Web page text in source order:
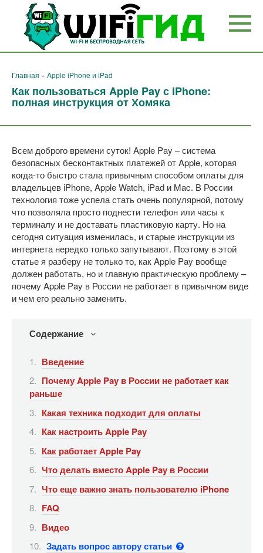
Перейти
контенту
Главная » Apple iPhone и iPad
Как пользоваться Apple Pay с iPhone:
полная инструкция от Хомяка
Всем доброго времени суток! Apple Pay – система
безопасных бесконтактных платежей от Apple, которая
когда-то быстро стала привычным способом оплаты для
владельцев iPhone, Apple Watch, iPad и Mac. В России
технология тоже успела стать очень популярной, потому
что позволяла просто поднести телефон или часы к
терминалу и не доставать пластиковую карту. Но на
сегодня ситуация изменилась, и старые инструкции из
интернета нередко только запутывают. Поэтому в этой
статье я разберу не только то, как Apple Pay вообще
должен работать, но и главную практическую проблему –
почему Apple Pay в России не работает в привычном виде
и чем его реально заменить.
Содержание
Введение
Почему Apple Pay в России не работает как
раньше
Какая техника подходит для оплаты
Как настроить Apple Pay
Как работает Apple Pay
Что делать вместо Apple Pay в России
Что еще важно знать пользователю iPhone
FAQ
Видео
Задать вопрос автору статьи